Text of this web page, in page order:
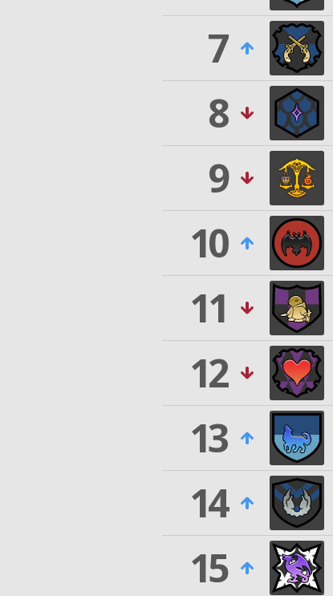
7
8
9
10
11
12
13
14
15